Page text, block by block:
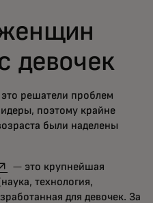
девочек
решатели проблем
поэтому крайне
были наделены
in a new tab
— это крупнейшая
технология,
для девочек. За